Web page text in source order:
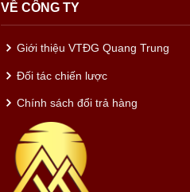
VỀ CÔNG TY
Giới thiệu VTĐG Quang Trung
Đối tác chiến lược
Chính sách đổi trả hàng